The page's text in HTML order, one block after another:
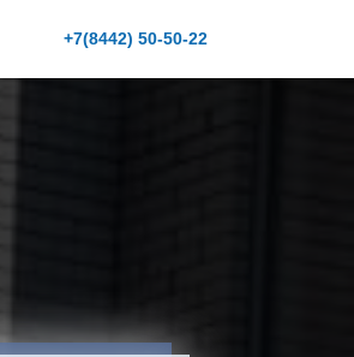
+7(8442) 50-50-22